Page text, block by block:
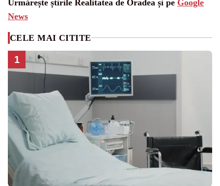
Urmărește știrile Realitatea de Oradea și pe Google
News
CELE MAI CITITE
1